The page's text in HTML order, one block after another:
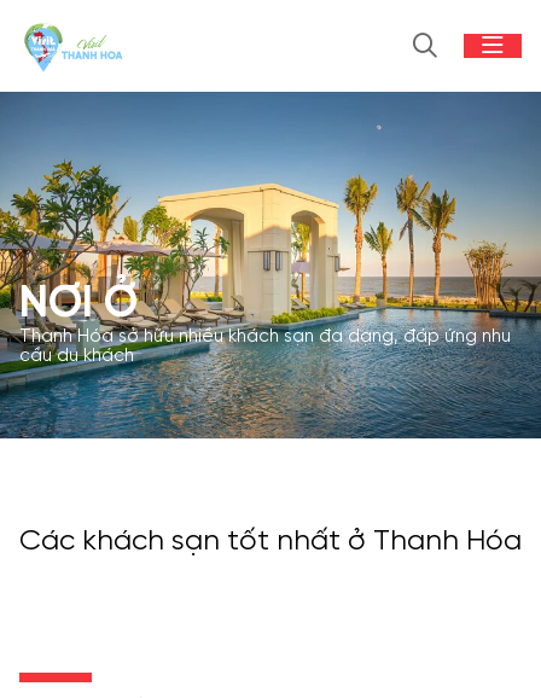
NƠI Ở
Thanh Hóa sở hữu nhiều khách sạn đa dạng, đáp ứng nhu
cầu du khách
Các khách sạn tốt nhất ở Thanh Hóa